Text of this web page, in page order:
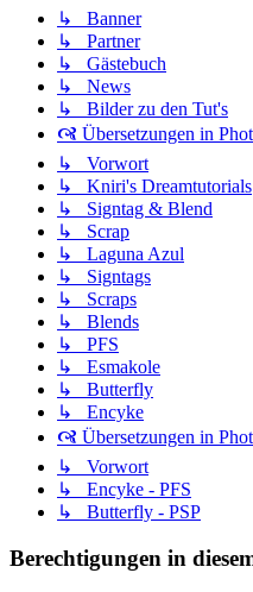
↳ Banner
↳ Partner
↳ Gästebuch
↳ News
↳ Bilder zu den Tut's
🙧 Übersetzungen in
↳ Vorwort
↳ Kniri's Dreamtutorials
↳ Signtag & Blend
↳ Scrap
↳ Laguna Azul
↳ Signtags
↳ Scraps
↳ Blends
↳ PFS
↳ Esmakole
↳ Butterfly
↳ Encyke
🙧 Übersetzungen in
↳ Vorwort
↳ Encyke - PFS
↳ Butterfly - PSP
Berechtigungen in